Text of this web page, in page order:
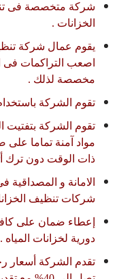
شركة متخصصة فى
الخزانات .
يقوم عمال شركة
اصعب التراكمات فى
مخصصة لذلك .
تقوم الشركة
تقوم الشركة بتفتيت
مواد آمنة تماما
ذات الوقت دون ترك
الامانة و
شركات تنظيف
إعطاء ضمان على
دورية لخزانات المياه .
تقدم الشركة أسعار